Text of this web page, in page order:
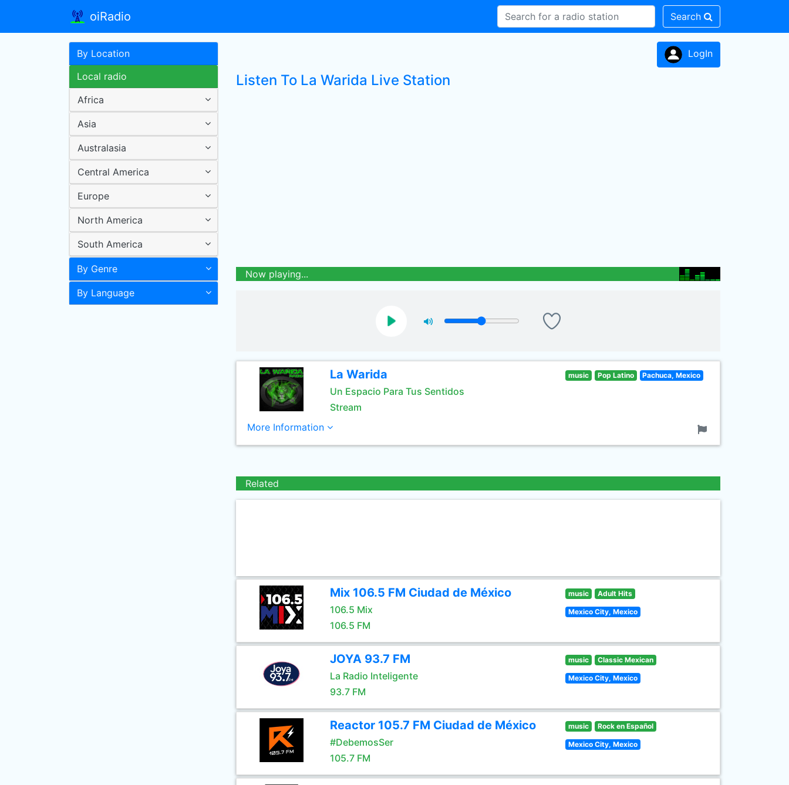
oiRadio Search
By Location
Local radio
Africa
Asia
Australasia
Central America
Europe
North America
South America
By Genre
By Language
LogIn
Listen To La Warida Live Station
Now playing...
La Warida
Un Espacio Para Tus Sentidos
Stream
music Pop Latino Pachuca, Mexico
More Information
Related
Mix 106.5 FM Ciudad de México
106.5 Mix
106.5 FM
music Adult Hits
Mexico City, Mexico
JOYA 93.7 FM
La Radio Inteligente
93.7 FM
music Classic Mexican
Mexico City, Mexico
Reactor 105.7 FM Ciudad de México
#DebemosSer
105.7 FM
music Rock en Español
Mexico City, Mexico